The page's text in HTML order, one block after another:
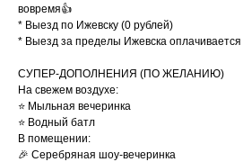
вовремя👍
* Выезд по Ижевску (0 рублей)
* Выезд за пределы Ижевска
СУПЕР-ДОПОЛНЕНИЯ (ПО ЖЕЛАНИЮ)
На свежем воздухе:
⭐️ Мыльная вечеринка
⭐️ Водный батл
В помещении:
🎉 Серебряная шоу-вечеринка